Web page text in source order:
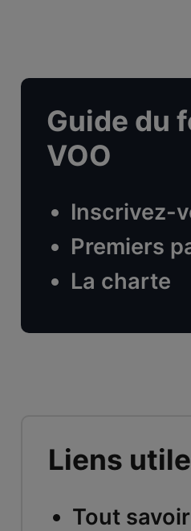
Guide du
VOO
Inscrivez-
Premiers
La charte
Liens
Tout